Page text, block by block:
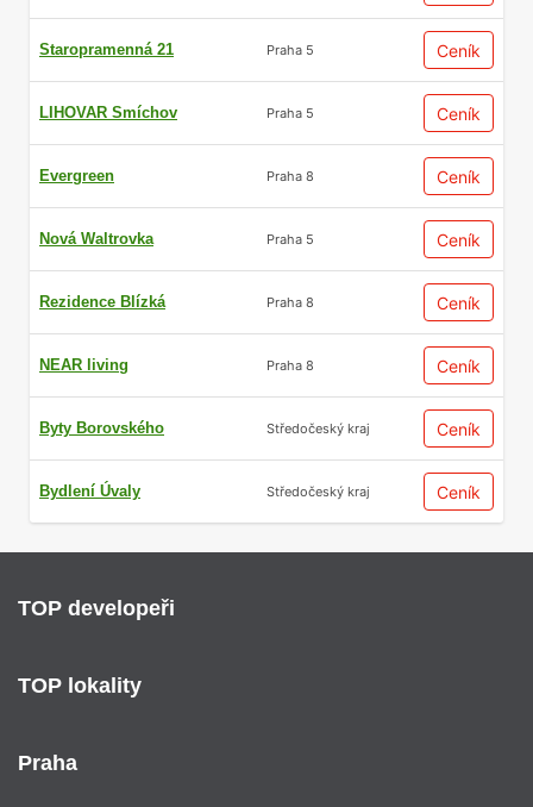
Staropramenná 21 Praha 5 Ceník
LIHOVAR Smíchov Praha 5 Ceník
Evergreen Praha 8 Ceník
Nová Waltrovka Praha 5 Ceník
Rezidence Blízká Praha 8 Ceník
NEAR living Praha 8 Ceník
Byty Borovského Středočeský kraj Ceník
Bydlení Úvaly Středočeský kraj Ceník
TOP developeři
TOP lokality
Praha